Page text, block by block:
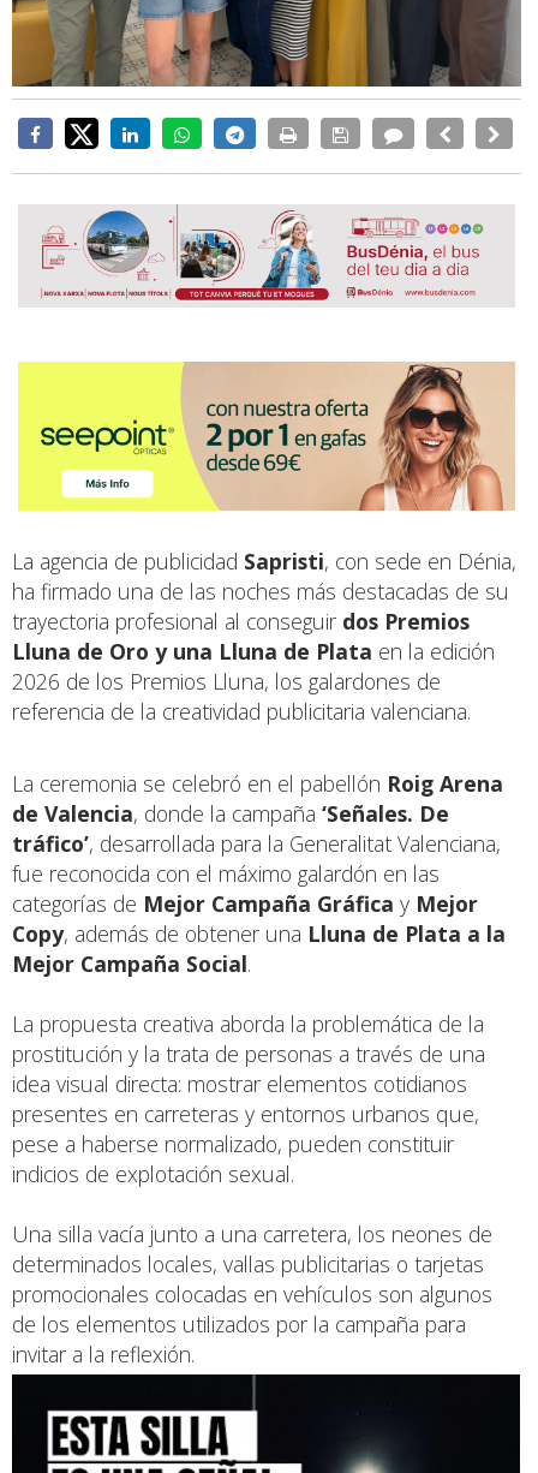
La agencia de publicidad Sapristi, con sede en Dénia,
ha firmado una de las noches más destacadas de su
trayectoria profesional al conseguir dos Premios
Lluna de Oro y una Lluna de Plata en la edición
2026 de los Premios Lluna, los galardones de
referencia de la creatividad publicitaria valenciana.
La ceremonia se celebró en el pabellón Roig Arena
de Valencia, donde la campaña ‘Señales. De
tráfico’, desarrollada para la Generalitat Valenciana,
fue reconocida con el máximo galardón en las
categorías de Mejor Campaña Gráfica y Mejor
Copy, además de obtener una Lluna de Plata a la
Mejor Campaña Social.
La propuesta creativa aborda la problemática de la
prostitución y la trata de personas a través de una
idea visual directa: mostrar elementos cotidianos
presentes en carreteras y entornos urbanos que,
pese a haberse normalizado, pueden constituir
indicios de explotación sexual.
Una silla vacía junto a una carretera, los neones de
determinados locales, vallas publicitarias o tarjetas
promocionales colocadas en vehículos son algunos
de los elementos utilizados por la campaña para
invitar a la reflexión.